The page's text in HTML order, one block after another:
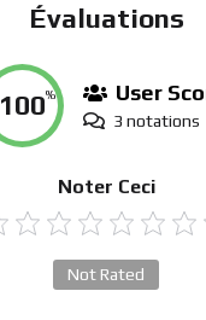
Évaluations
100% User
3 notations
Noter Ceci
Not Rated